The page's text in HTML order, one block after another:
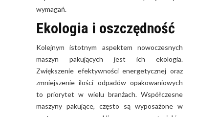
wymagań.
Ekologia i oszczędność
Kolejnym istotnym aspektem nowoczesnych
maszyn pakujących jest ich ekologia.
Zwiększenie efektywności energetycznej oraz
zmniejszenie ilości odpadów opakowaniowych
to priorytet w wielu branżach. Współczesne
maszyny pakujące, często są wyposażone w